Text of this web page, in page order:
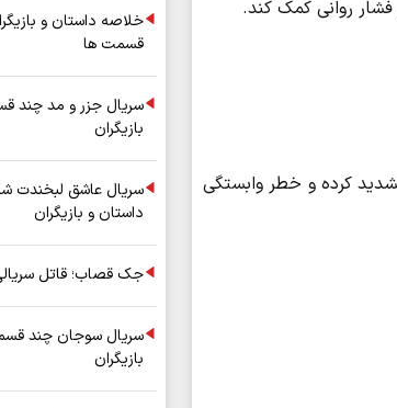
روانی کمک کند.
کرده و خطر وابستگی
خلاصه داستان و
قسمت ها
سریال جزر و مد چند
بازیگران
سریال عاشق
داستان و بازیگران
جک قصاب؛ قاتل
سریال سوجان چند
بازیگران